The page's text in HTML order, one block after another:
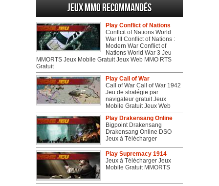
Jeux MMO recommandés
Play Conflict of Nations
Conflcit of Nations World
War III Conflict of Nations :
Modern War Conflict of
Nations World War 3 Jeu
MMORTS Jeux Mobile Gratuit Jeux Web MMO RTS
Gratuit
Play Call of War
Call of War Call of War 1942
Jeu de stratégie par
navigateur gratuit Jeux
Mobile Gratuit Jeux Web
Play Drakensang Online
Bigpoint Drakensang
Drakensang Online DSO
Jeux à Télécharger
Play Supremacy 1914
Jeux à Télécharger Jeux
Mobile Gratuit MMORTS